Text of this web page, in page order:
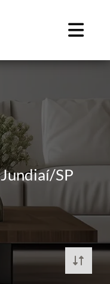
SP